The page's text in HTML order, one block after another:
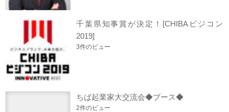
千葉県知事賞が決定！[CHIBAビジコン
2019]
3件のビュー
ちば起業家大交流会◆ブース◆
2件のビュー